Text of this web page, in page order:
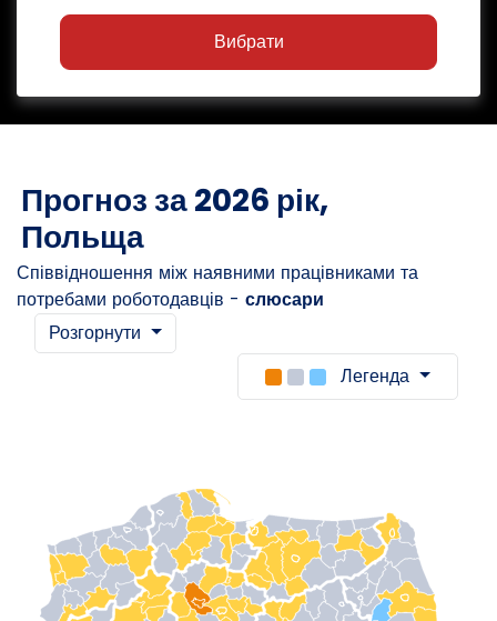
Вибрати
Прогноз за 2026 рік,
Польща
Співвідношення між наявними працівниками та
потребами роботодавців - слюсари
Розгорнути
Легенда